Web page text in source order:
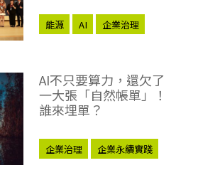
能源 AI 企業治理
AI不只要算力，還欠了
一大張「自然帳單」！
誰來埋單？
企業治理
企業永續實踐